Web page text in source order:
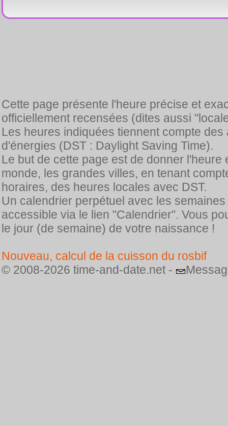
Cette page présente l'heure précise et
officiellement recensées (dites aussi
Les heures indiquées tiennent compte
d'énergies (DST : Daylight Saving Time).
Le but de cette page est de donner
monde, les grandes villes, en tenant
horaires, des heures locales avec DST.
Un calendrier perpétuel avec les
accessible via le lien "Calendrier". Vous
le jour (de semaine) de votre naissance !
Nouveau, calcul de la cuisson du rosbif
© 2008-2026 time-and-date.net -